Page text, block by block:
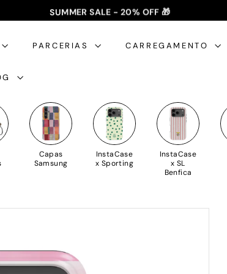
pausa
✈️ PORTES GRÁTIS: +35€ 🇵🇹🇪🇸 | +50€ 🇪🇺
SUMMER SALE - 20% OFF 🎁
PARCERIAS CARREGAMENTO
Capas
Samsung
InstaCase
x Sporting
InstaCase
x SL
Benfica